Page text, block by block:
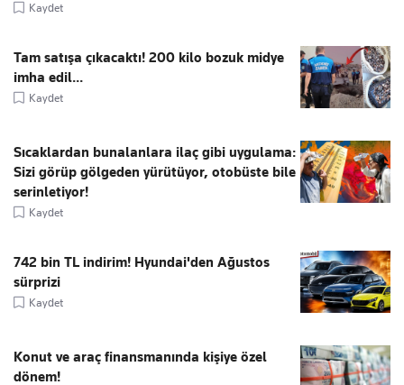
Kaydet
Tam satışa çıkacaktı! 200 kilo bozuk midye
imha edil...
Kaydet
Sıcaklardan bunalanlara ilaç gibi uygulama:
Sizi görüp gölgeden yürütüyor, otobüste bile
serinletiyor!
Kaydet
742 bin TL indirim! Hyundai'den Ağustos
sürprizi
Kaydet
Konut ve araç finansmanında kişiye özel
dönem!